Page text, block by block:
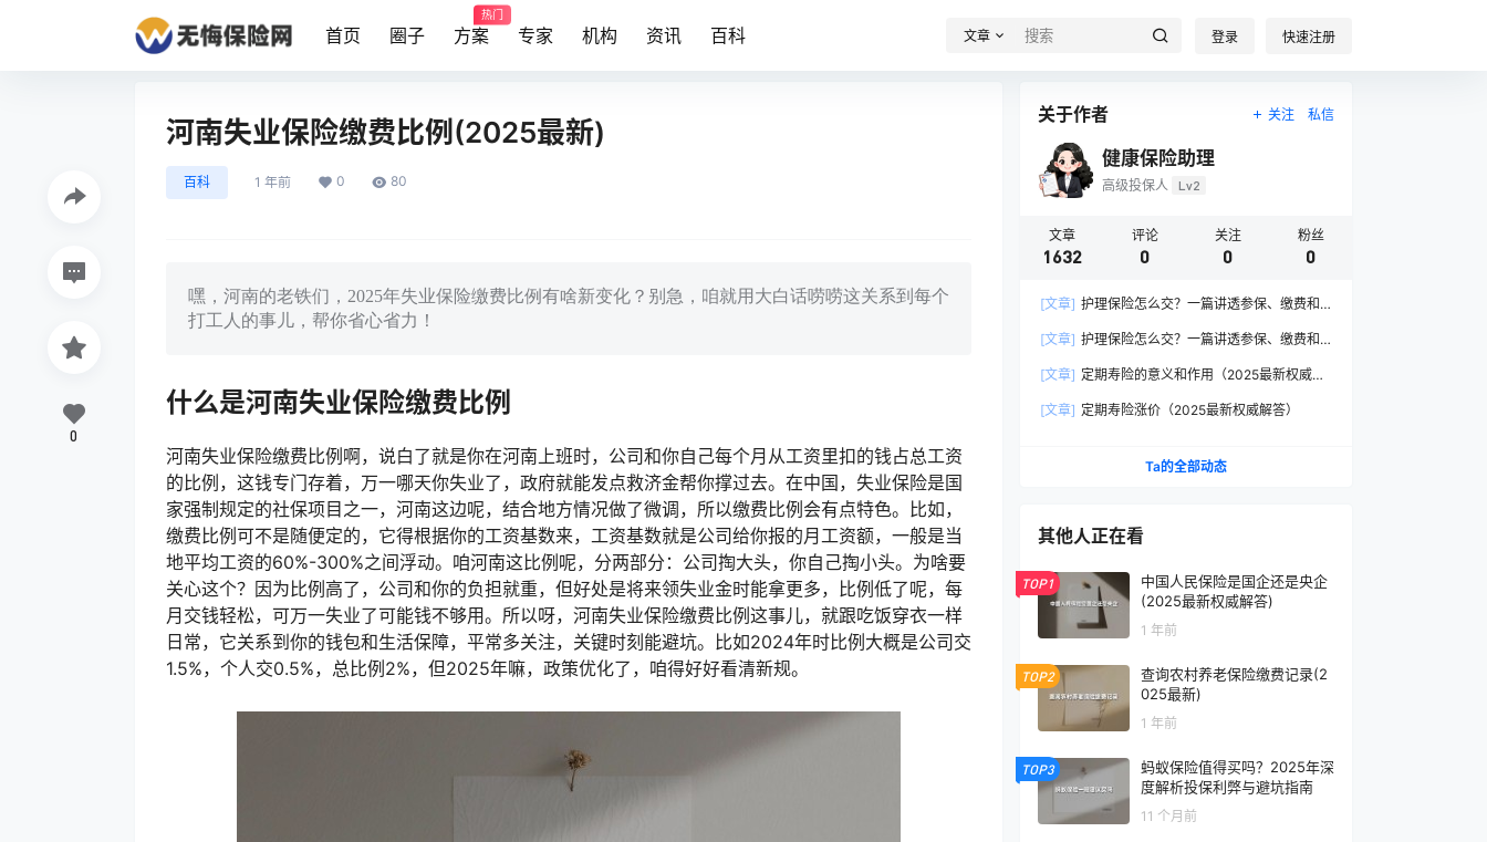
首页 圈子 方案
热门
专家 机构 资讯 百科 文章 登录 快速注册
河南失业保险缴费比例(2025最新)
百科 1 年前 0 80
嘿，河南的老铁们，2025年失业保险缴费比例有啥新变化？别急，咱就用大白话唠唠这关系到每个
打工人的事儿，帮你省心省力！
什么是河南失业保险缴费比例
河南失业保险缴费比例啊，说白了就是你在河南上班时，公司和你自己每个月从工资里扣的钱占总工资
的比例，这钱专门存着，万一哪天你失业了，政府就能发点救济金帮你撑过去。在中国，失业保险是国
家强制规定的社保项目之一，河南这边呢，结合地方情况做了微调，所以缴费比例会有点特色。比如，
缴费比例可不是随便定的，它得根据你的工资基数来，工资基数就是公司给你报的月工资额，一般是当
地平均工资的60%-300%之间浮动。咱河南这比例呢，分两部分：公司掏大头，你自己掏小头。为啥要
关心这个？因为比例高了，公司和你的负担就重，但好处是将来领失业金时能拿更多，比例低了呢，每
月交钱轻松，可万一失业了可能钱不够用。所以呀，河南失业保险缴费比例这事儿，就跟吃饭穿衣一样
日常，它关系到你的钱包和生活保障，平常多关注，关键时刻能避坑。比如2024年时比例大概是公司交
1.5%，个人交0.5%，总比例2%，但2025年嘛，政策优化了，咱得好好看清新规。
0
关于作者 关注 私信
健康保险助理
高级投保人 Lv2
文章
1632
评论
0
关注
0
粉丝
0
[文章] 护理保险怎么交？一篇讲透参保、缴费和
[文章] 护理保险怎么交？一篇讲透参保、缴费和
[文章] 定期寿险的意义和作用（2025最新权威解
[文章] 定期寿险涨价（2025最新权威解答）
Ta的全部动态
其他人正在看
TOP1
中国人民保险是国企还是央企
(2025最新权威解答)
1 年前
TOP2
查询农村养老保险缴费记录(2
025最新)
1 年前
TOP3
蚂蚁保险值得买吗？2025年深
度解析投保利弊与避坑指南
11 个月前